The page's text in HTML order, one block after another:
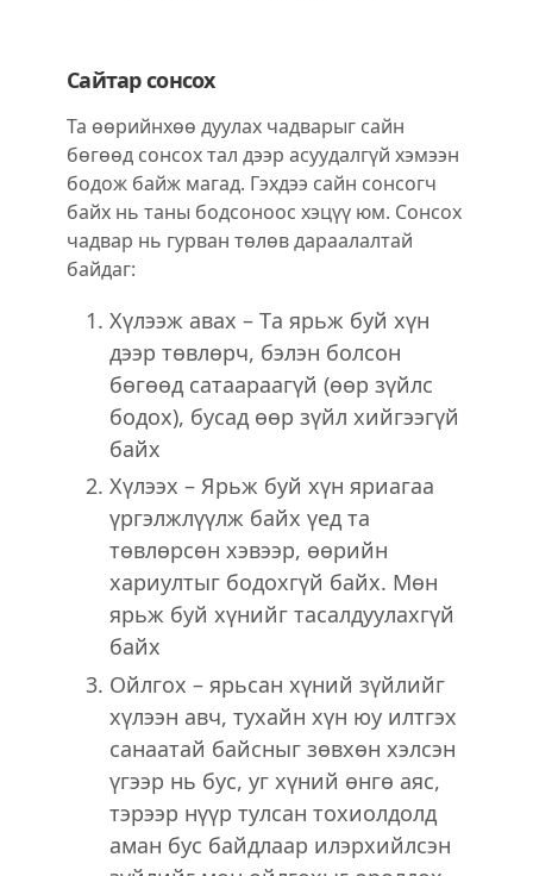
Сайтар сонсох
Та өөрийнхөө дуулах чадварыг сайн
бөгөөд сонсох тал дээр асуудалгүй хэмээн
бодож байж магад. Гэхдээ сайн сонсогч
байх нь таны бодсоноос хэцүү юм. Сонсох
чадвар нь гурван төлөв дараалалтай
байдаг:
Хүлээж авах – Tа ярьж буй хүн
дээр төвлөрч, бэлэн болсон
бөгөөд сатаараагүй (өөр зүйлс
бодох), бусад өөр зүйл хийгээгүй
байх
Хүлээх – Ярьж буй хүн яриагаа
үргэлжлүүлж байх үед та
төвлөрсөн хэвээр, өөрийн
хариултыг бодохгүй байх. Мөн
ярьж буй хүнийг тасалдуулахгүй
байх
Ойлгох – ярьсан хүний зүйлийг
хүлээн авч, тухайн хүн юу илтгэх
санаатай байсныг зөвхөн хэлсэн
үгээр нь бус, уг хүний өнгө аяс,
тэрээр нүүр тулсан тохиолдолд
аман бус байдлаар илэрхийлсэн